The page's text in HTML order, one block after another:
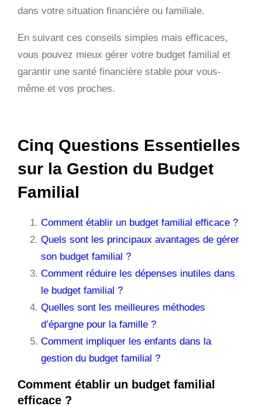
dans votre situation financière ou familiale.
En suivant ces conseils simples mais efficaces,
vous pouvez mieux gérer votre budget familial et
garantir une santé financière stable pour vous-
même et vos proches.
Cinq Questions Essentielles
sur la Gestion du Budget
Familial
Comment établir un budget familial efficace ?
Quels sont les principaux avantages de gérer
son budget familial ?
Comment réduire les dépenses inutiles dans
le budget familial ?
Quelles sont les meilleures méthodes
d’épargne pour la famille ?
Comment impliquer les enfants dans la
gestion du budget familial ?
Comment établir un budget familial
efficace ?